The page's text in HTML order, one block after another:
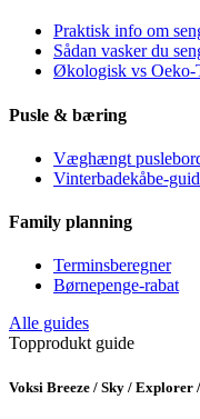
Praktisk info om
Sådan vasker du
Økologisk vs Oeko-
Pusle & bæring
Væghængt
Vinterbadekåbe-
Family planning
Terminsberegner
Børnepenge-rabat
Alle guides
Topprodukt guide
Voksi Breeze / Sky / Explorer